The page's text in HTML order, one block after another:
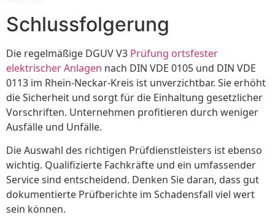
Schlussfolgerung
Die regelmäßige DGUV V3 Prüfung ortsfester
elektrischer Anlagen nach DIN VDE 0105 und DIN VDE
0113 im Rhein-Neckar-Kreis ist unverzichtbar. Sie erhöht
die Sicherheit und sorgt für die Einhaltung gesetzlicher
Vorschriften. Unternehmen profitieren durch weniger
Ausfälle und Unfälle.
Die Auswahl des richtigen Prüfdienstleisters ist ebenso
wichtig. Qualifizierte Fachkräfte und ein umfassender
Service sind entscheidend. Denken Sie daran, dass gut
dokumentierte Prüfberichte im Schadensfall viel wert
sein können.